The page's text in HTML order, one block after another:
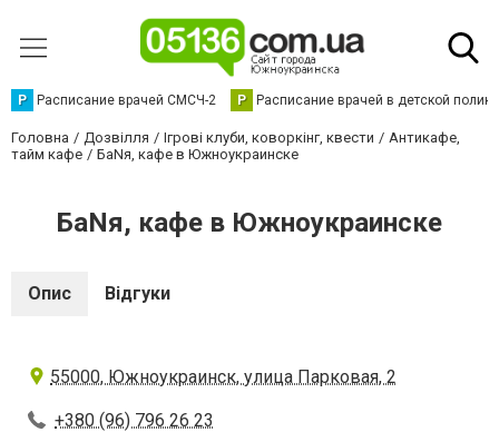
Р Расписание врачей СМСЧ-2 Р Расписание врачей в детской
Головна Дозвілля Ігрові клуби, коворкінг, квести
Антикафе,
тайм кафе
БаNя, кафе в Южноукраинске
БаNя, кафе в Южноукраинске
Опис Відгуки
55000, Южноукраинск, улица Парковая, 2
+380 (96) 796 26 23